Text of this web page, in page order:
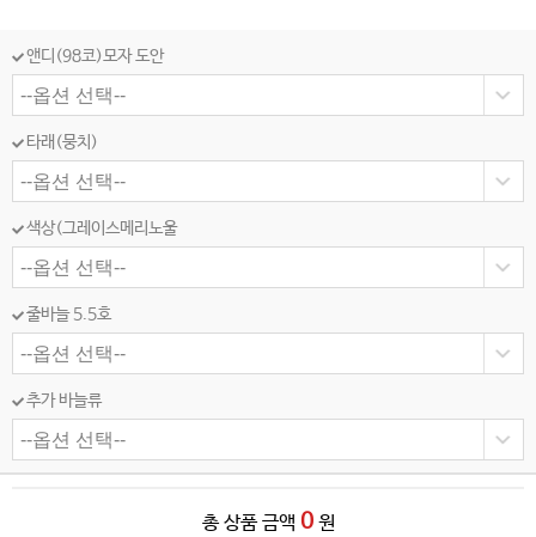
앤디(98코)모자 도안
타래(뭉치)
색상(그레이스메리노울
줄바늘 5.5호
추가 바늘류
총 상품 금액 0 원